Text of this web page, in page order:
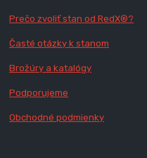
Prečo zvoliť stan od RedX®?
Časté otázky k stanom
Brožúry a katalógy
Podporujeme
Obchodné podmienky